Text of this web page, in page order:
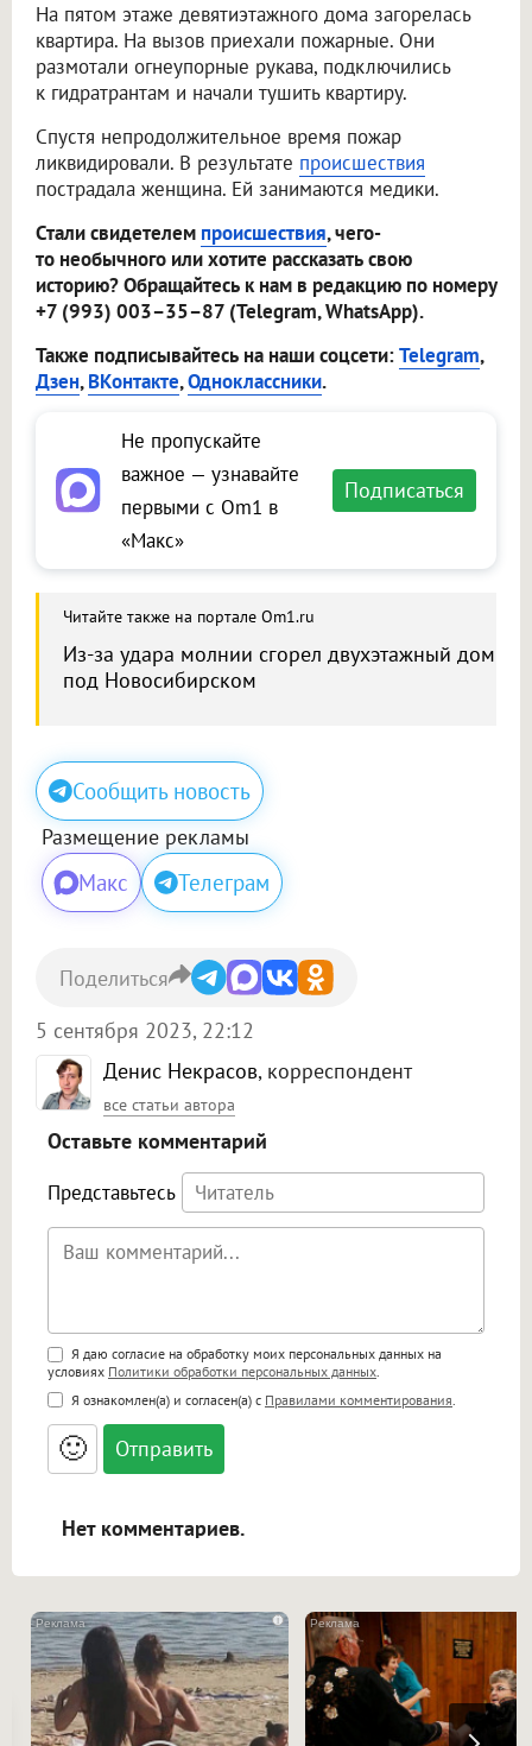
На пятом этаже девятиэтажного дома загорелась
квартира. На вызов приехали пожарные. Они
размотали огнеупорные рукава, подключились
к гидратрантам и начали тушить квартиру.
Спустя непродолжительное время пожар
ликвидировали. В результате происшествия
пострадала женщина. Ей занимаются медики.
Стали свидетелем происшествия, чего-
то необычного или хотите рассказать свою
историю? Обращайтесь к нам в редакцию по номеру
+7 (993) 003–35–87 (Telegram, WhatsApp).
Также подписывайтесь на наши соцсети:Telegram,
Дзен,ВКонтакте,Одноклассники.
Не пропускайте
важное — узнавайте
первыми с Om1 в
«Макс»
Подписаться
Читайте также на портале Om1.ru
Из-за удара молнии сгорел двухэтажный дом
под Новосибирском
Сообщить новость
Размещение рекламы
Макс Телеграм
Денис Некрасов, корреспондент
все статьи автора
5 сентября 2023, 22:12
Поделиться
Оставьте комментарий
Представьтесь
Поддержка HTML
<b>, <strong>, <u>, <i>, <em>, <s>, <big>,
<small>, <sup>, <sub>, <pre>, <ul>, <ol>, <li>,
<blockquote>, <code> экранирует HTML,
адреса URL автоматически становятся
ссылками, и [img]адрес[/img] будет
Я даю согласие на обработку моих персональных данных на
условиях Политики обработки персональных данных
Я ознакомлен(а) и согласен(а) с Правилами комментирования
🙂
Нет комментариев.
i